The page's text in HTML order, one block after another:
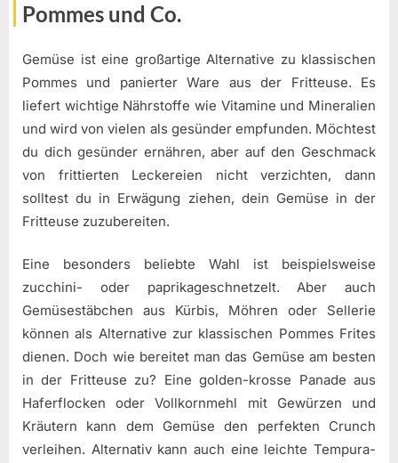
Pommes und Co.
Gemüse ist eine großartige Alternative zu klassischen
Pommes und panierter Ware aus der Fritteuse. Es
liefert wichtige Nährstoffe wie Vitamine und Mineralien
und wird von vielen als gesünder empfunden. Möchtest
du dich gesünder ernähren, aber auf den Geschmack
von frittierten Leckereien nicht verzichten, dann
solltest du in Erwägung ziehen, dein Gemüse in der
Fritteuse zuzubereiten.
Eine besonders beliebte Wahl ist beispielsweise
zucchini- oder paprikageschnetzelt. Aber auch
Gemüsestäbchen aus Kürbis, Möhren oder Sellerie
können als Alternative zur klassischen Pommes Frites
dienen. Doch wie bereitet man das Gemüse am besten
in der Fritteuse zu? Eine golden-krosse Panade aus
Haferflocken oder Vollkornmehl mit Gewürzen und
Kräutern kann dem Gemüse den perfekten Crunch
verleihen. Alternativ kann auch eine leichte Tempura-